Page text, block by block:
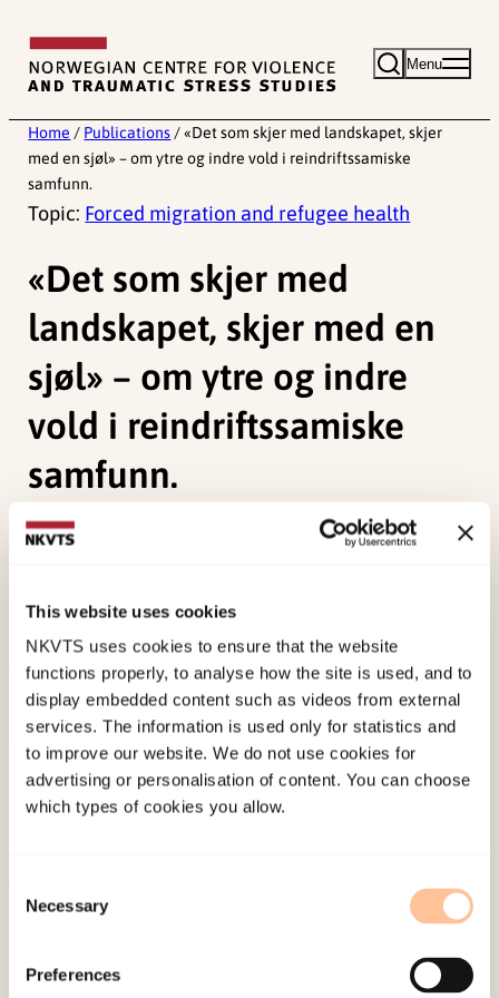
This website uses cookies
NKVTS uses cookies to ensure that the website
functions properly, to analyse how the site is used, and to
display embedded content such as videos from external
services. The information is used only for statistics and
to improve our website. We do not use cookies for
advertising or personalisation of content. You can choose
which types of cookies you allow.
Selection
Necessary
Preferences
content
Menu
Home / Publications / «Det som skjer med landskapet, skjer
med en sjøl» – om ytre og indre vold i reindriftssamiske
samfunn.
Topic: Forced migration and refugee health
«Det som skjer med
landskapet, skjer med en
sjøl» – om ytre og indre
vold i reindriftssamiske
samfunn.
Helseth, H.,
Anti, K. S., Dimpas, A. L. T.,
som skjer med landskapet, skjer med en sjøl» –
Published:19. May 2026
Last modified:10. August 2026
About NKVTS
Publications